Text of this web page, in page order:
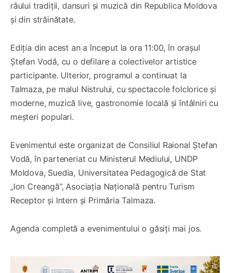
râului tradiții, dansuri și muzică din Republica Moldova
și din străinătate.
Ediția din acest an a început la ora 11:00, în orașul
Ștefan Vodă, cu o defilare a colectivelor artistice
participante. Ulterior, programul a continuat la
Talmaza, pe malul Nistrului, cu spectacole folclorice și
moderne, muzică live, gastronomie locală și întâlniri cu
meșteri populari.
Evenimentul este organizat de Consiliul Raional Ștefan
Vodă, în parteneriat cu Ministerul Mediului, UNDP
Moldova, Suedia, Universitatea Pedagogică de Stat
„Ion Creangă”, Asociația Națională pentru Turism
Receptor și Intern și Primăria Talmaza.
Agenda completă a evenimentului o găsiți mai jos.